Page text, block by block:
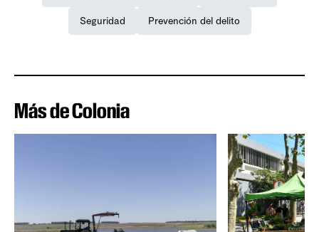
Seguridad Prevención del delito
Más de Colonia